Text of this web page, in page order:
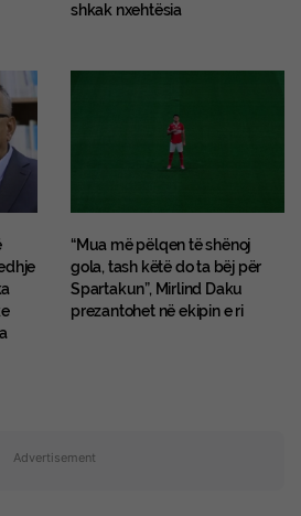
shkak nxehtësia
“Mua më pëlqen të shënoj
gola, tash këtë do ta bëj për
Spartakun”, Mirlind Daku
prezantohet në ekipin e ri
Advertisement